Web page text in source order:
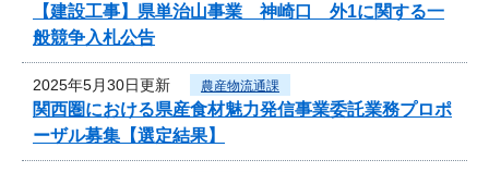
【建設工事】県単治山事業 神崎口 外1に関する一
般競争入札公告
2025年5月30日更新 農産物流通課
関西圏における県産食材魅力発信事業委託業務プロポ
ーザル募集【選定結果】